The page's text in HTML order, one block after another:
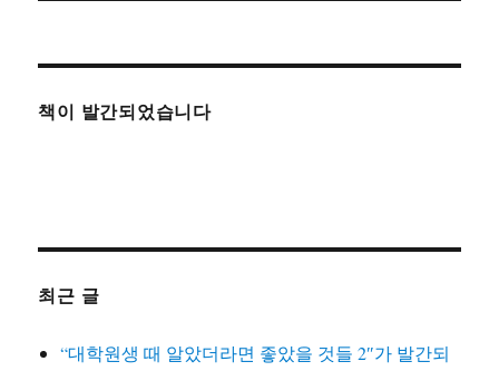
책이 발간되었습니다
최근 글
“대학원생 때 알았더라면 좋았을 것들 2″가 발간되